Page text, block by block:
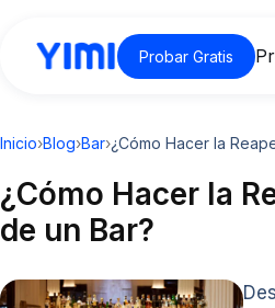
Probar Gratis
Inicio›Blog›Bar›¿Cómo Hacer la
¿Cómo Hacer la
de un Bar?